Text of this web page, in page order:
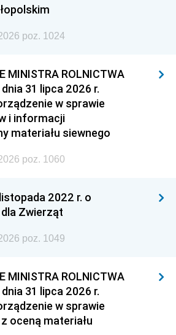
poz. 1024
MINISTRA ROLNICTWA
31 lipca 2026 r.
w sprawie
i informacji
materiału siewnego
poz. 1060
2022 r. o
Zwierząt
poz. 1049
MINISTRA ROLNICTWA
31 lipca 2026 r.
w sprawie
oceną materiału